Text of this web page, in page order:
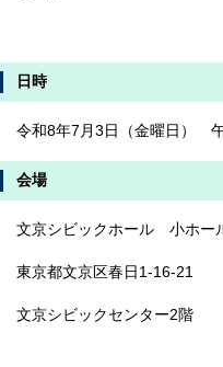
日時
令和8年7月3日（金曜日）
会場
文京シビックホール 小ホー
東京都文京区春日1-16-21
文京シビックセンター2階